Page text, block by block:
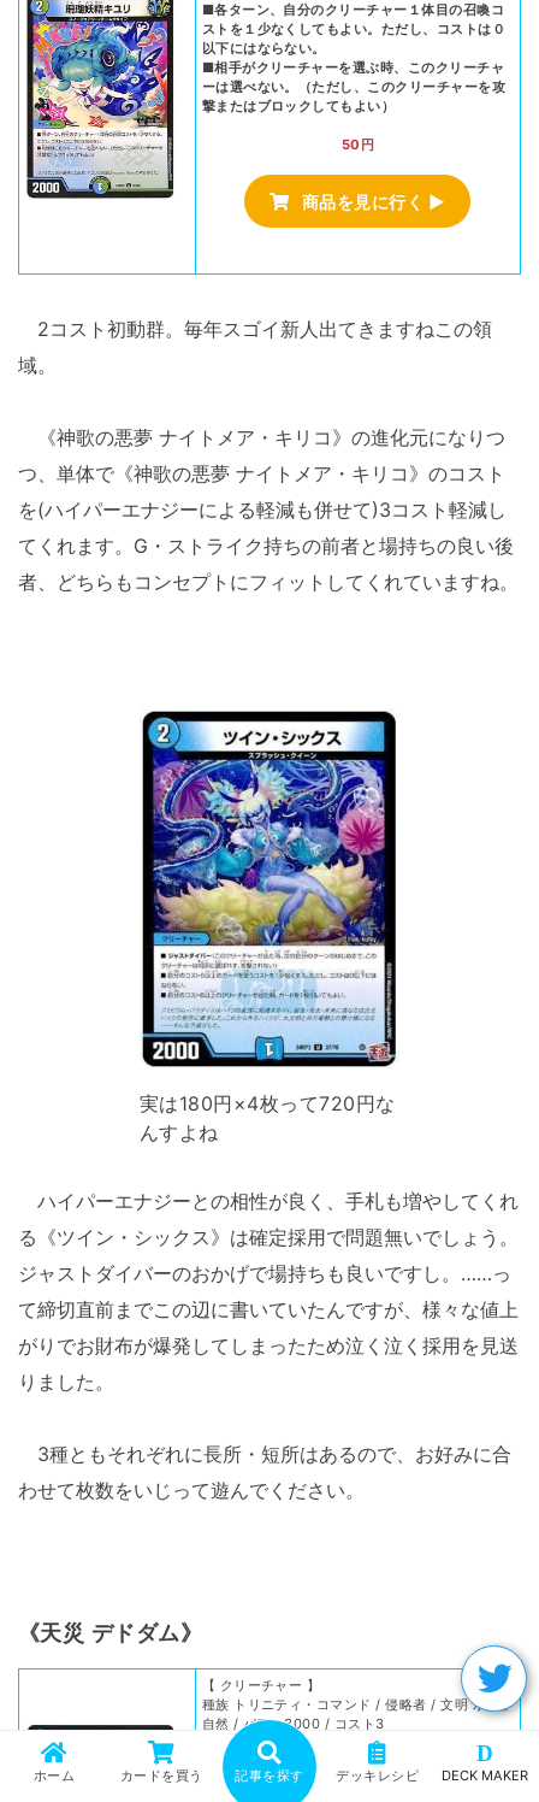
■各ターン、自分のクリーチャー１体目の召喚コ
ストを１少なくしてもよい。ただし、コストは０
以下にはならない。
■相手がクリーチャーを選ぶ時、このクリーチャ
ーは選べない。（ただし、このクリーチャーを攻
撃またはブロックしてもよい）
50円
商品を見に行く ▶
2コスト初動群。毎年スゴイ新人出てきますねこの領
域。
《神歌の悪夢 ナイトメア・キリコ》の進化元になりつ
つ、単体で《神歌の悪夢 ナイトメア・キリコ》のコスト
を(ハイパーエナジーによる軽減も併せて)3コスト軽減し
てくれます。G・ストライク持ちの前者と場持ちの良い後
者、どちらもコンセプトにフィットしてくれていますね。
実は180円×4枚って720円な
んすよね
ハイパーエナジーとの相性が良く、手札も増やしてくれ
る《ツイン・シックス》は確定採用で問題無いでしょう。
ジャストダイバーのおかげで場持ちも良いですし。……っ
て締切直前までこの辺に書いていたんですが、様々な値上
がりでお財布が爆発してしまったため泣く泣く採用を見送
りました。
3種ともそれぞれに長所・短所はあるので、お好みに合
わせて枚数をいじって遊んでください。
《天災 デドダム》
【 クリーチャー 】
種族 トリニティ・コマンド / 侵略者 / 文明 水/闇/
自然 / パワー3000 / コスト3
■このクリーチャーがバトルゾーンに出た時、自
分の山札の上から３枚を見る。そのうちの１枚を
ホーム カードを買う 記事を探す デッキレシピ
D
DECK MAKER